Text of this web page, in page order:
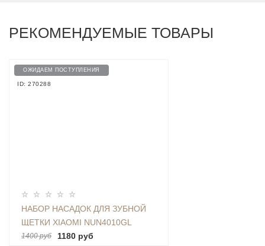
РЕКОМЕНДУЕМЫЕ ТОВАРЫ
ОЖИДАЕМ ПОСТУПЛЕНИЯ
ID: 270288
НАБОР НАСАДОК ДЛЯ ЗУБНОЙ
ЩЕТКИ XIAOMI NUN4010GL
1400 руб 1180 руб